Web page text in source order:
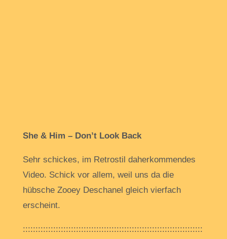
She & Him – Don’t Look Back
Sehr schickes, im Retrostil daherkommendes
Video. Schick vor allem, weil uns da die
hübsche Zooey Deschanel gleich vierfach
erscheint.
:::::::::::::::::::::::::::::::::::::::::::::::::::::::::::::::::::::::